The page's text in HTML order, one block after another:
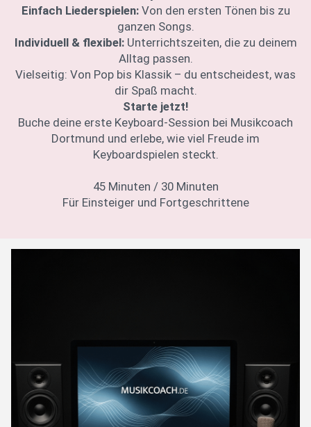
Einfach Liederspielen:Von den ersten Tönen bis zu
ganzen Songs.
Individuell & flexibel: Unterrichtszeiten, die zu deinem
Alltag passen.
Vielseitig: Von Pop bis Klassik – du entscheidest, was
dir Spaß macht.
Starte jetzt!
Buche deine erste Keyboard-Session bei Musikcoach
Dortmund und erlebe, wie viel Freude im
Keyboardspielen steckt.
45 Minuten / 30 Minuten
Für Einsteiger und Fortgeschrittene